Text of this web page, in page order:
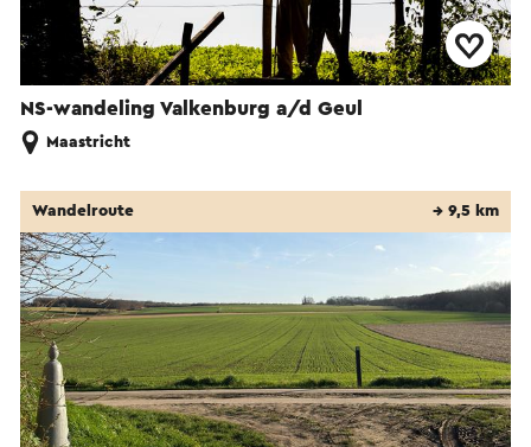
NS-wandeling Valkenburg a/d Geul
Maastricht
Wandelroute → 9,5 km